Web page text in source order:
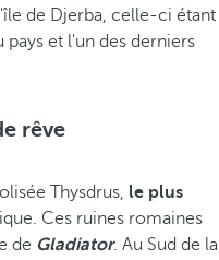
de Djerba, celle-ci étant
et l'un des derniers
rêve
Thysdrus, le plus
Ces ruines romaines
de Gladiator. Au Sud de la